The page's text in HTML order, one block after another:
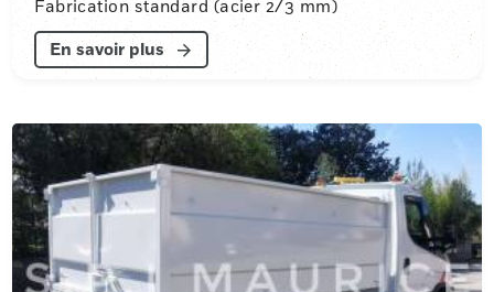
Fabrication standard (acier 2/3 mm)
En savoir plus